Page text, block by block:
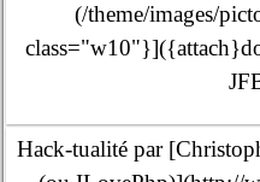
(/theme/images/
Hack-tualité par